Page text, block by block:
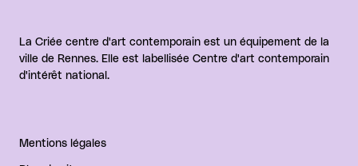
La Criée centre d'art contemporain est un équipement de la
ville de Rennes. Elle est labellisée Centre d'art contemporain
d'intérêt national.
Mentions légales